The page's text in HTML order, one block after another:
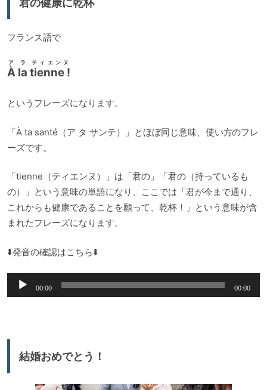
フランス語で
À la tienne !
ア ラ ティエンヌ
というフレーズになります。
「À ta santé（ア タ サンテ）」とほぼ同じ意味、使い方のフレ
ーズです。
「tienne（ティエンヌ）」は「君の」「君の（持っているも
の）」という意味の単語になり、ここでは「君が今まで通り、
これからも健康であることを願って、乾杯！」という意味が含
まれたフレーズになります。
⬇️発音の確認はこちら⬇️
声
00:00 00:00
結婚おめでとう！